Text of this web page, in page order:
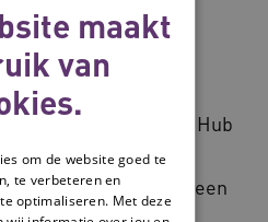
vorig jaar krijgt Hub
Hij belandt in het
infarct volgt als hij in een
maakt
van
om de website goed te
te verbeteren en
optimaliseren. Met deze